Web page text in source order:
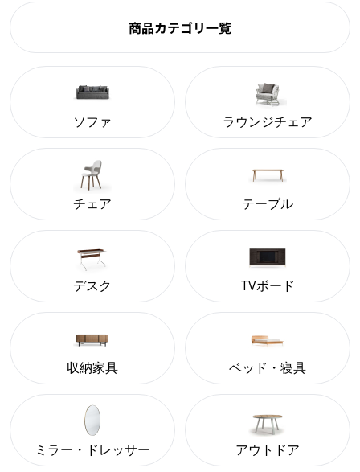
商品カテゴリ一覧
ソファ ラウンジチェア
チェア テーブル
デスク TVボード
収納家具 ベッド・寝具
ミラー・ドレッサー アウトドア